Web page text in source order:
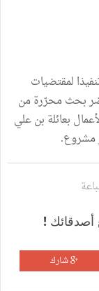
لمقتضيات
بحث محرّرة من
بعائلة بن علي
مشروع.
!
شارك